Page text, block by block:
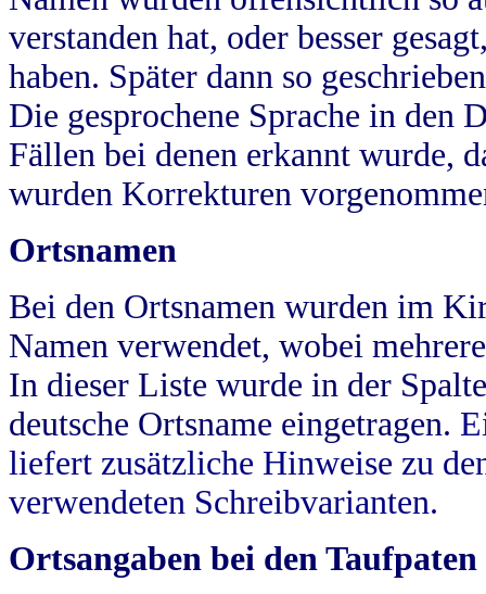
verstanden hat, oder besser
haben. Später dann so
Die gesprochene Sprache in
Fällen bei denen erkannt wurde,
wurden Korrekturen
Ortsnamen
Bei den Ortsnamen wurden im
Namen verwendet, wobei
In dieser Liste wurde in der
deutsche Ortsname eingetragen.
liefert zusätzliche Hinweise zu
verwendeten Schreibvarianten.
Ortsangaben bei den Taufpaten